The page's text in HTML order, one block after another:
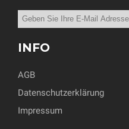
INFO
AGB
Datenschutzerklärung
Impressum